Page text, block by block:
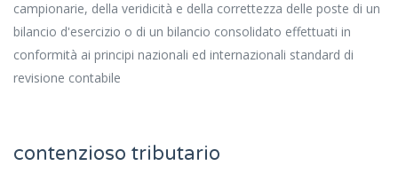
campionarie, della veridicità e della correttezza delle poste di un
bilancio d'esercizio o di un bilancio consolidato effettuati in
conformità ai principi nazionali ed internazionali standard di
revisione contabile
contenzioso tributario